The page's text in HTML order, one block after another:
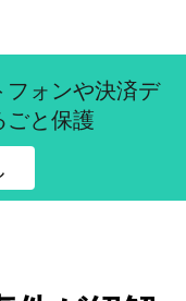
公式ブログ
フォンや決済デ
ごと保護